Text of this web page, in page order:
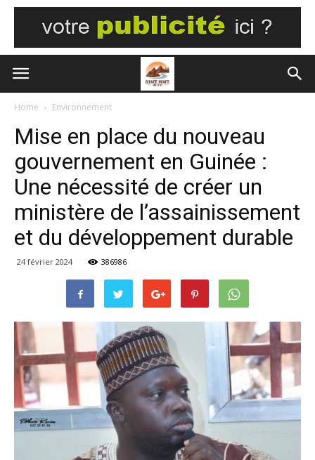
Home Environnement
Mise en place du nouveau
gouvernement en Guinée :
Une nécessité de créer un
ministère de l’assainissement
et du développement durable
24 février 2024 386986